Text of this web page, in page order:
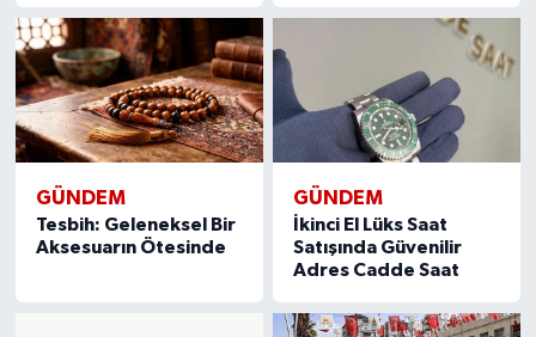
GÜNDEM
Tesbih: Geleneksel Bir
Aksesuarın Ötesinde
GÜNDEM
İkinci El Lüks Saat
Satışında Güvenilir
Adres Cadde Saat